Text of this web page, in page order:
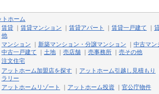
トホーム
賃貸 賃貸マンション 賃貸アパート 賃貸一戸建て
他
マンション 新築マンション・分譲マンション 中古マン
中古一戸建て
土地 売店舗 売事務所
売その他
注文住宅
アットホーム加盟店を探す アットホーム引越し見積もり
ラリー
アットホームリゾート アットホーム投資 官公庁物件